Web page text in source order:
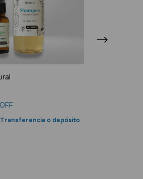
Transferencia o depósito